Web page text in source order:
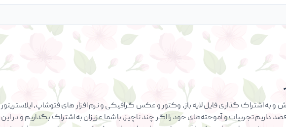
به اشتراک گذاری فایل لایه باز، وکتور و عکس گرافیکی و نرم افزار های فتوشاپ، ایلاستریتور
داریم تجربیات و آموخته‌های خود را اگر چند ناچیز، با شما عزیزان به اشتراک بگذاریم و در این